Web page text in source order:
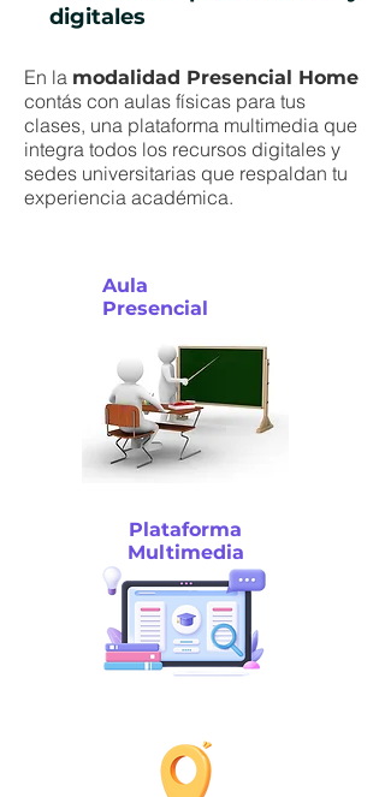
digitales
En la modalidad Presencial Home
contás con aulas físicas para tus
clases, una plataforma multimedia que
integra todos los recursos digitales y
sedes universitarias que respaldan tu
experiencia académica.
Aula
Presencial
Plataforma
Multimedia